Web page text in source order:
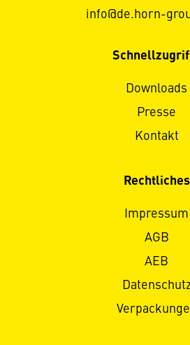
info@de.horn-
Downloads
Presse
Kontakt
Rechtliches
Impressum
AGB
AEB